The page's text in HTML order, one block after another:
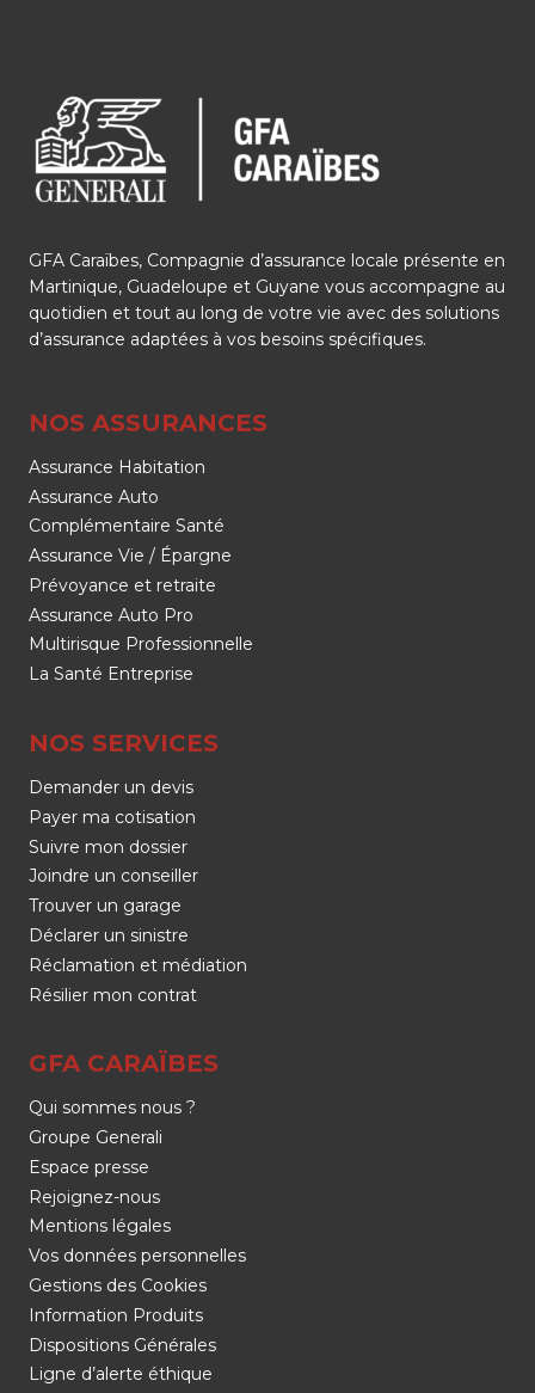
GFA Caraïbes, Compagnie d’assurance locale présente en
Martinique, Guadeloupe et Guyane vous accompagne au
quotidien et tout au long de votre vie avec des solutions
d’assurance adaptées à vos besoins spécifiques.
NOS ASSURANCES
Assurance Habitation
Assurance Auto
Complémentaire Santé
Assurance Vie / Épargne
Prévoyance et retraite
Assurance Auto Pro
Multirisque Professionnelle
La Santé Entreprise
NOS SERVICES
Demander un devis
Payer ma cotisation
Suivre mon dossier
Joindre un conseiller
Trouver un garage
Déclarer un sinistre
Réclamation et médiation
Résilier mon contrat
GFA CARAÏBES
Qui sommes nous ?
Groupe Generali
Espace presse
Rejoignez-nous
Mentions légales
Vos données personnelles
Gestions des Cookies
Information Produits
Dispositions Générales
Ligne d’alerte éthique